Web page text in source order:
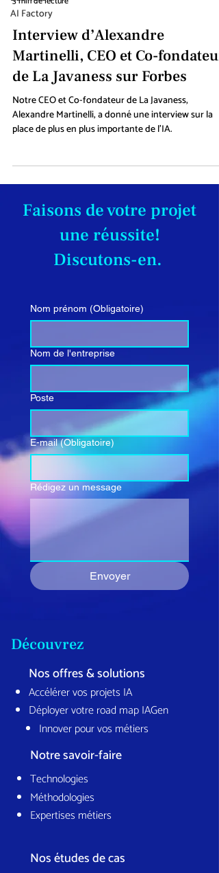
AI Factory
Interview d’Alexandre
Martinelli, CEO et Co-fondateur
de La Javaness sur Forbes
Notre CEO et Co-fondateur de La Javaness,
Alexandre Martinelli, a donné une interview sur la
place de plus en plus importante de l'IA.
Faisons de votre projet
une réussite!
Discutons-en.
Nom prénom (Obligatoire)
Nom de l'entreprise
Poste
E-mail (Obligatoire)
Rédigez un message
Envoyer
Découvrez
Nos offres & solutions
Déployer votre road map IAGen
Accélérer vos projets IA
Innover pour vos métiers
Notre savoir-faire
Technologies
Expertises métiers
Méthodologies
Nos études de cas